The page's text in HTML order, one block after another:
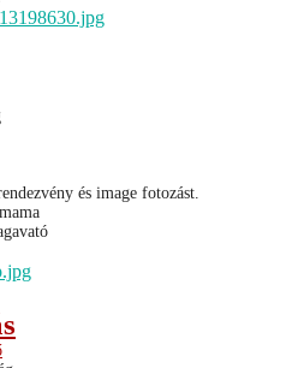
és image fotozást.